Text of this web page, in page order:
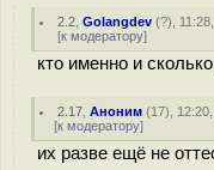
2.2 ,Golangdev (?),
[к модератору]
кто именно и
2.17 ,Аноним (17),
[к модератору]
их разве ещё не